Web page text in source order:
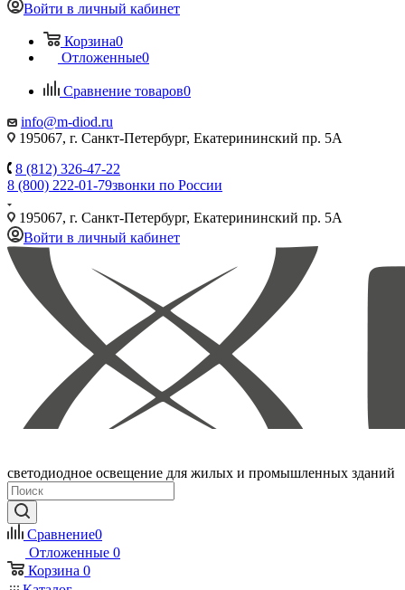
Войти в личный кабинет
Корзина0
Отложенные0
Сравнение товаров0
info@m-diod.ru
195067, г. Санкт-Петербург, Екатерининский пр. 5А
8 (812) 326-47-22
8 (800) 222-01-79звонки по России
195067, г. Санкт-Петербург, Екатерининский пр. 5А
Войти в личный кабинет
светодиодное освещение для жилых и промышленных зданий
Сравнение0
Отложенные 0
Корзина 0